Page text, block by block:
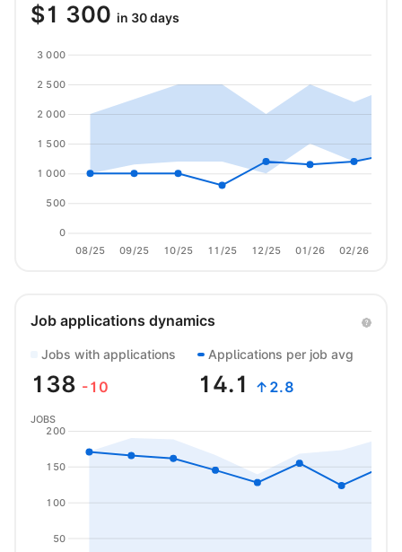
$1 300 in 30 days
08/25 09/25 10/25 11/25 12/25 01/26 02/26
0
500
1 000
1 500
2 000
2 500
3 000
Job applications dynamics
Jobs with applications
138 -10
Applications per job avg
14.1 ↑2.8
50
100
150
200
JOBS